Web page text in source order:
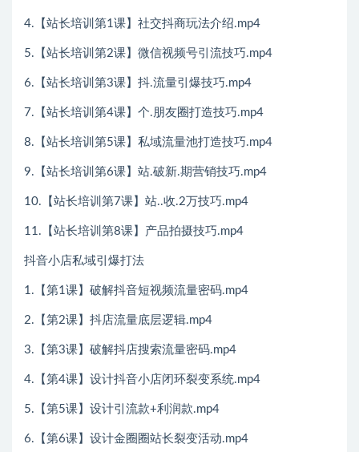
4.【站长培训第1课】社交抖商玩法介绍.mp4
5.【站长培训第2课】微信视频号引流技巧.mp4
6.【站长培训第3课】抖.流量引爆技巧.mp4
7.【站长培训第4课】个.朋友圈打造技巧.mp4
8.【站长培训第5课】私域流量池打造技巧.mp4
9.【站长培训第6课】站.破新.期营销技巧.mp4
10.【站长培训第7课】站..收.2万技巧.mp4
11.【站长培训第8课】产品拍摄技巧.mp4
抖音小店私域引爆打法
1.【第1课】破解抖音短视频流量密码.mp4
2.【第2课】抖店流量底层逻辑.mp4
3.【第3课】破解抖店搜索流量密码.mp4
4.【第4课】设计抖音小店闭环裂变系统.mp4
5.【第5课】设计引流款+利润款.mp4
6.【第6课】设计金圈圈站长裂变活动.mp4